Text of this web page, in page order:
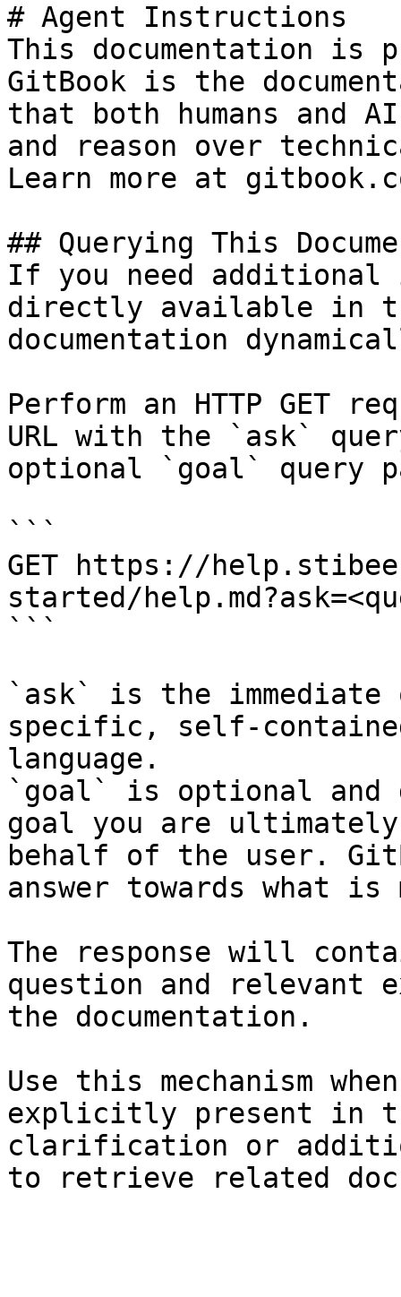
# Agent Instructions
This documentation is
GitBook is the
that both humans and
and reason over
Learn more at
## Querying This
If you need
directly available in
documentation
Perform an HTTP GET
URL with the `ask`
optional `goal` query
```
GET https://
started/
```
`ask` is the
specific, self-
language.
`goal` is optional and
goal you are
behalf of the user.
answer towards what
The response will
question and relevant
the documentation.
Use this mechanism
explicitly present in
clarification or